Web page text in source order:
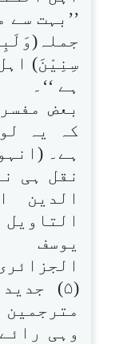
’’بہت سے
سِنِیْنَ)
ہے ‘‘۔
بعض
کہ یہ
ہے۔
نقل ہی
الدین
(۵)
وہی